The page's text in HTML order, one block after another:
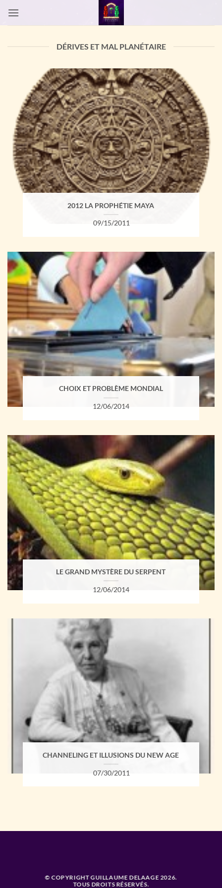
DÉRIVES ET MAL PLANÉTAIRE
2012 LA PROPHÉTIE MAYA
09/15/2011
CHOIX ET PROBLÈME MONDIAL
12/06/2014
LE GRAND MYSTÈRE DU SERPENT
12/06/2014
CHANNELING ET ILLUSIONS DU NEW AGE
07/30/2011
© COPYRIGHT GUILLAUME DELAAGE 2026.
TOUS DROITS RÉSERVÉS.